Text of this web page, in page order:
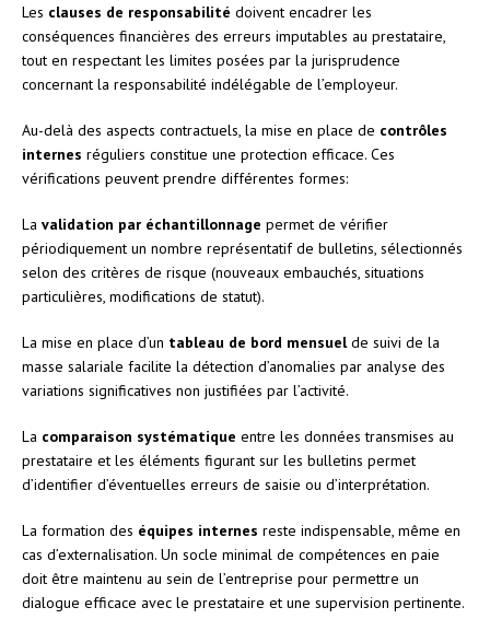
Les clauses de responsabilité doivent encadrer les
conséquences financières des erreurs imputables au prestataire,
tout en respectant les limites posées par la jurisprudence
concernant la responsabilité indélégable de l’employeur.
Au-delà des aspects contractuels, la mise en place de contrôles
internes réguliers constitue une protection efficace. Ces
vérifications peuvent prendre différentes formes:
La validation par échantillonnage permet de vérifier
périodiquement un nombre représentatif de bulletins, sélectionnés
selon des critères de risque (nouveaux embauchés, situations
particulières, modifications de statut).
La mise en place d’un tableau de bord mensuelde suivi de la
masse salariale facilite la détection d’anomalies par analyse des
variations significatives non justifiées par l’activité.
La comparaison systématique entre les données transmises au
prestataire et les éléments figurant sur les bulletins permet
d’identifier d’éventuelles erreurs de saisie ou d’interprétation.
La formation des équipes internes reste indispensable, même en
cas d’externalisation. Un socle minimal de compétences en paie
doit être maintenu au sein de l’entreprise pour permettre un
dialogue efficace avec le prestataire et une supervision pertinente.